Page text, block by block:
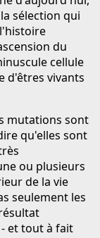
sélection qui
du
cellule
d'êtres vivants
mutations sont
qu'elles sont
ou plusieurs
de la vie
seulement les
et tout à fait